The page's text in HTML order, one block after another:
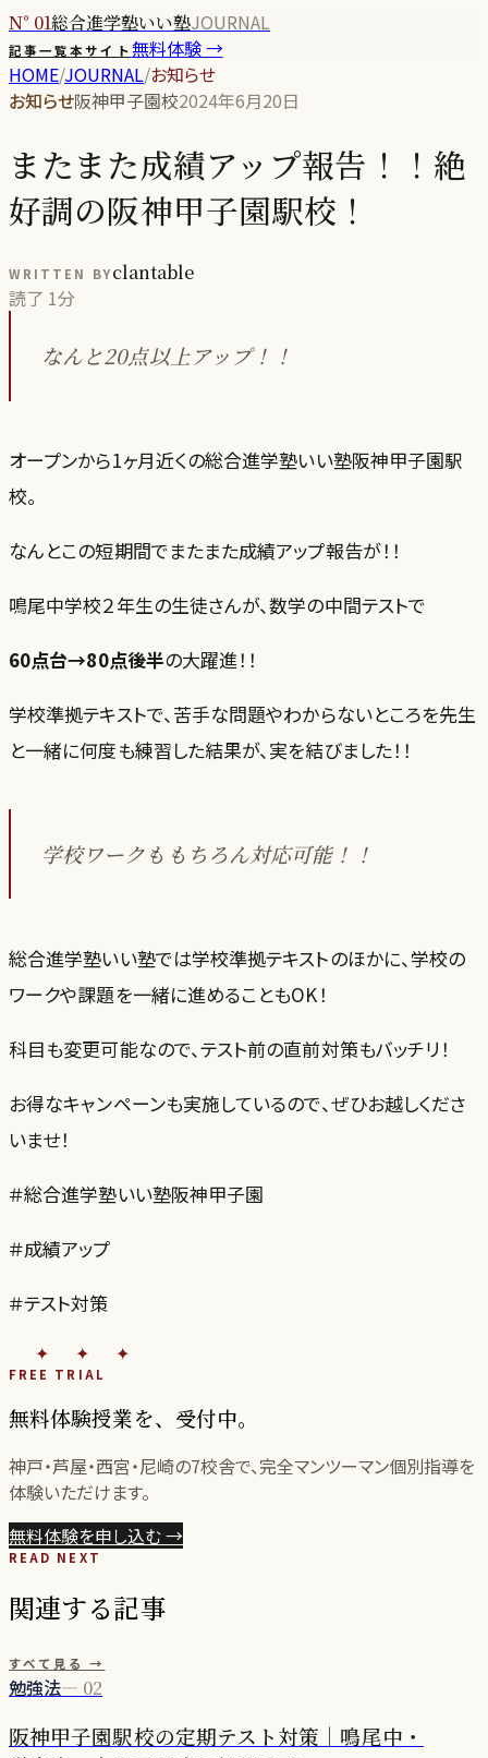
N° 01総合進学塾いい塾JOURNAL
記事一覧本サイト無料体験 →
HOME/JOURNAL/お知らせ
お知らせ阪神甲子園校2024年6月20日
またまた成績アップ報告！！絶
好調の阪神甲子園駅校！
WRITTEN BYclantable
読了 1分
なんと20点以上アップ！！
オープンから1ヶ月近くの総合進学塾いい塾阪神甲子園駅
校。
なんとこの短期間でまたまた成績アップ報告が！！
鳴尾中学校２年生の生徒さんが、数学の中間テストで
60点台→80点後半の大躍進！！
学校準拠テキストで、苦手な問題やわからないところを先生
と一緒に何度も練習した結果が、実を結びました！！
学校ワークももちろん対応可能！！
総合進学塾いい塾では学校準拠テキストのほかに、学校の
ワークや課題を一緒に進めることもOK！
科目も変更可能なので、テスト前の直前対策もバッチリ！
お得なキャンペーンも実施しているので、ぜひお越しくださ
いませ！
＃総合進学塾いい塾阪神甲子園
＃成績アップ
＃テスト対策
✦✦✦
FREE TRIAL
無料体験授業を、受付中。
神戸・芦屋・西宮・尼崎の7校舎で、完全マンツーマン個別指導を
体験いただけます。
無料体験を申し込む→
READ NEXT
関連する記事
すべて見る →
勉強法— 02
阪神甲子園駅校の定期テスト対策｜鳴尾中・